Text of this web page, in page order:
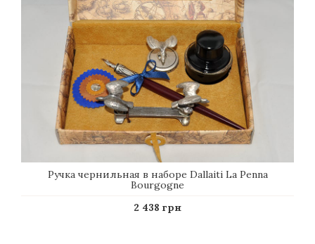
Ручка чернильная в наборе Dallaiti La Penna
Bourgogne
2 438 грн